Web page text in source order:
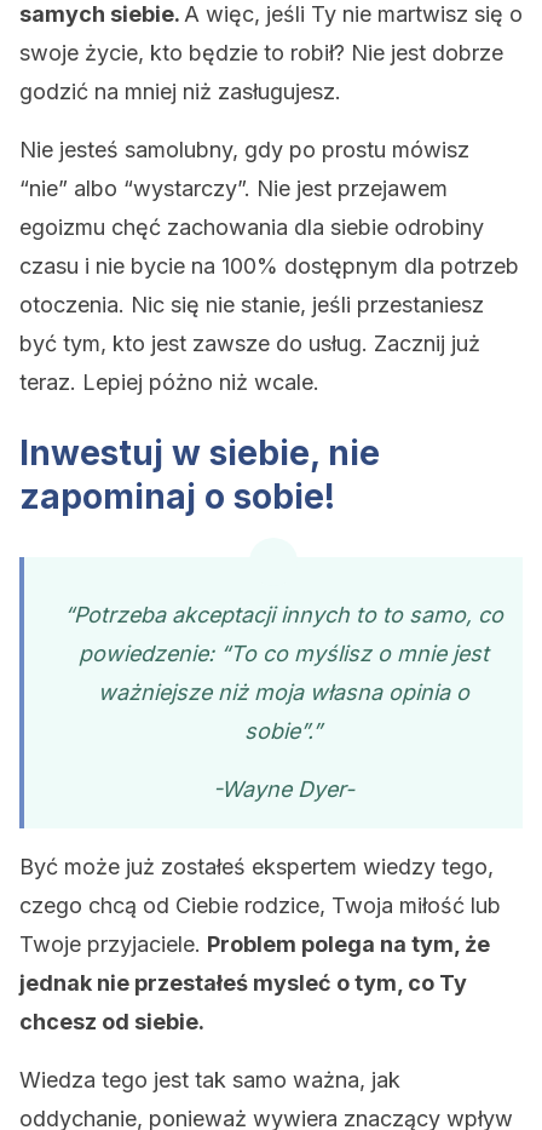
samych siebie. A więc, jeśli Ty nie martwisz się o
swoje życie, kto będzie to robił? Nie jest dobrze
godzić na mniej niż zasługujesz.
Nie jesteś samolubny, gdy po prostu mówisz
“nie” albo “wystarczy”. Nie jest przejawem
egoizmu chęć zachowania dla siebie odrobiny
czasu i nie bycie na 100% dostępnym dla potrzeb
otoczenia. Nic się nie stanie, jeśli przestaniesz
być tym, kto jest zawsze do usług. Zacznij już
teraz. Lepiej póżno niż wcale.
Inwestuj w siebie, nie
zapominaj o sobie!
“Potrzeba akceptacji innych to to samo, co
powiedzenie: “To co myślisz o mnie jest
ważniejsze niż moja własna opinia o
sobie”.”
-Wayne Dyer-
Być może już zostałeś ekspertem wiedzy tego,
czego chcą od Ciebie rodzice, Twoja miłość lub
Twoje przyjaciele. Problem polega na tym, że
jednak nie przestałeś mysleć o tym, co Ty
chcesz od siebie.
Wiedza tego jest tak samo ważna, jak
oddychanie, ponieważ wywiera znaczący wpływ